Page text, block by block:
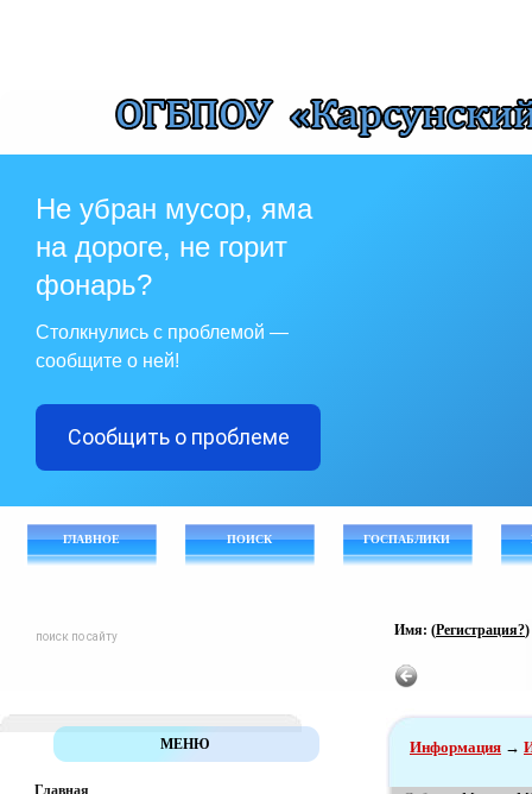
Не убран мусор, яма
на дороге, не горит
фонарь?
Столкнулись с проблемой —
сообщите о ней!
Сообщить о проблеме
ГЛАВНОЕ ПОИСК ГОСПАБЛИКИ
Имя: (Регистрация?)
МЕНЮ
Главная
Информация →